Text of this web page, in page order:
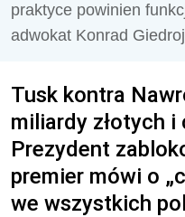
praktyce powinien
adwokat Konrad
Tusk kontra
miliardy złotych i
Prezydent
premier mówi o
we wszystkich